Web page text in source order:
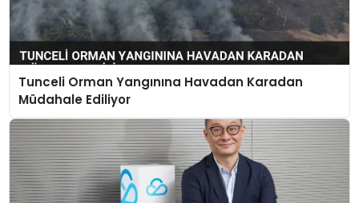
Tunceli Orman Yangınına Havadan Karadan
Müdahale Ediliyor